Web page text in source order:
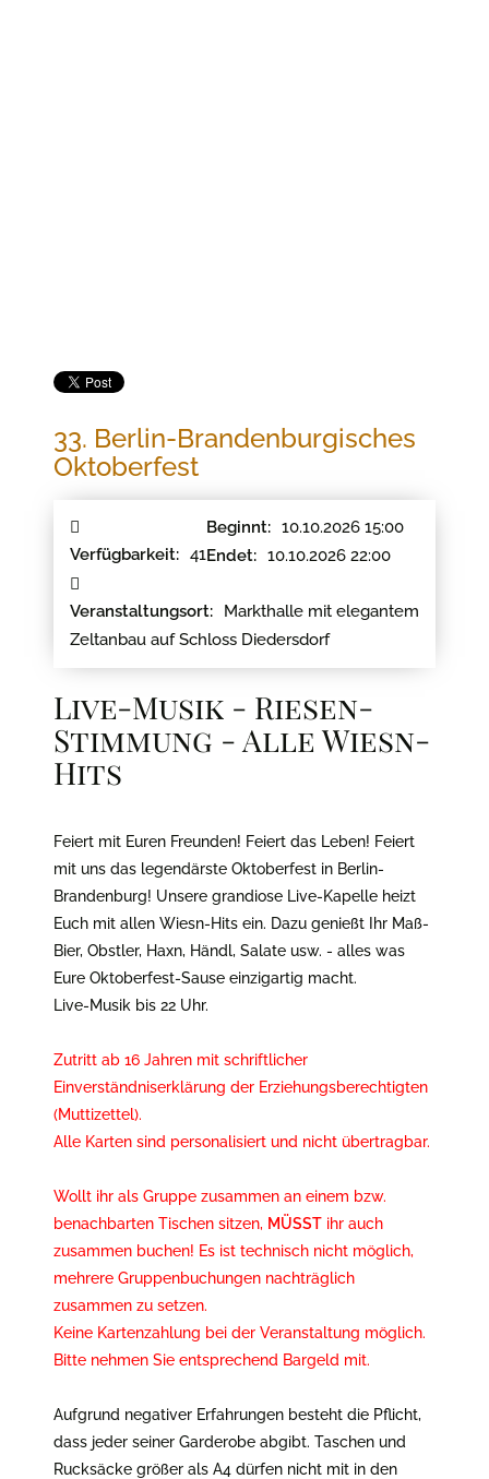
33. Berlin-Brandenburgisches
Oktoberfest
Verfügbarkeit: 41
Beginnt: 10.10.2026 15:00
Endet: 10.10.2026 22:00
Veranstaltungsort: Markthalle mit elegantem
Zeltanbau auf Schloss Diedersdorf
Live-Musik - Riesen-
Stimmung - Alle Wiesn-
Hits
Feiert mit Euren Freunden! Feiert das Leben! Feiert
mit uns das legendärste Oktoberfest in Berlin-
Brandenburg! Unsere grandiose Live-Kapelle heizt
Euch mit allen Wiesn-Hits ein. Dazu genießt Ihr Maß-
Bier, Obstler, Haxn, Händl, Salate usw. - alles was
Eure Oktoberfest-Sause einzigartig macht.
Live-Musik bis 22 Uhr.
Zutritt ab 16 Jahren mit schriftlicher
Einverständniserklärung der Erziehungsberechtigten
(Muttizettel).
Alle Karten sind personalisiert und nicht übertragbar.
Wollt ihr als Gruppe zusammen an einem bzw.
benachbarten Tischen sitzen, MÜSST ihr auch
zusammen buchen! Es ist technisch nicht möglich,
mehrere Gruppenbuchungen nachträglich
zusammen zu setzen.
Keine Kartenzahlung bei der Veranstaltung möglich.
Bitte nehmen Sie entsprechend Bargeld mit.
Aufgrund negativer Erfahrungen besteht die Pflicht,
dass jeder seiner Garderobe abgibt. Taschen und
Rucksäcke größer als A4 dürfen nicht mit in den